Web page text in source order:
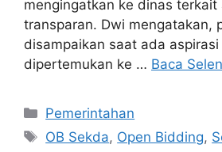
mengingatkan ke dinas terkait
transparan. Dwi mengatakan,
disampaikan saat ada
dipertemukan ke … Baca
Kategori
Pemerintahan
Tag
OB Sekda, Open Bidding,